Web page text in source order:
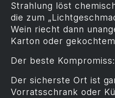
Strahlung löst
die zum
Wein riecht dann
Karton oder
Der beste Kompromiss:
Der sicherste Ort ist
Vorratsschrank oder